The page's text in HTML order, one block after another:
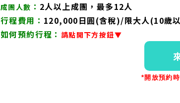
成團人數 ： 2人以上成團 ， 最多12人
行程費用： 120,000日圓(含稅)/限大人(10歲
如何預約行程 ： 請點開下方按鈕▼
*開放預約